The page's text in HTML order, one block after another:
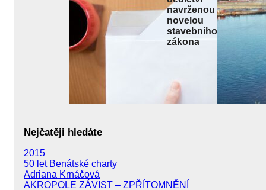
navrženou
novelou
stavebního
zákona
Nejčatěji hledáte
2015
50 let Benátské charty
Adriana Krnáčová
AKROPOLE ZÁVIST – ZPŘÍTOMNĚNÍ